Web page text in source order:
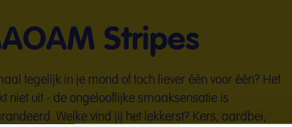
Stripes
tegelijk in je mond of toch liever één voor één? Het
niet uit - de ongelooflijke smaaksensatie is
Welke vind jij het lekkerst? Kers, aardbei,